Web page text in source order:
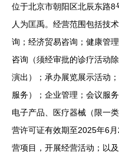
位于北京市朝阳区北辰东路
人为匡禹。经营范围包括技
询；经济贸易咨询；健康管
咨询（须经审批的诊疗活动
演出）；承办展览展示活动
服务）；企业管理；会议服
电子产品、医疗器械（限一
营许可证有效期至2025年6
营项目，开展经营活动；以